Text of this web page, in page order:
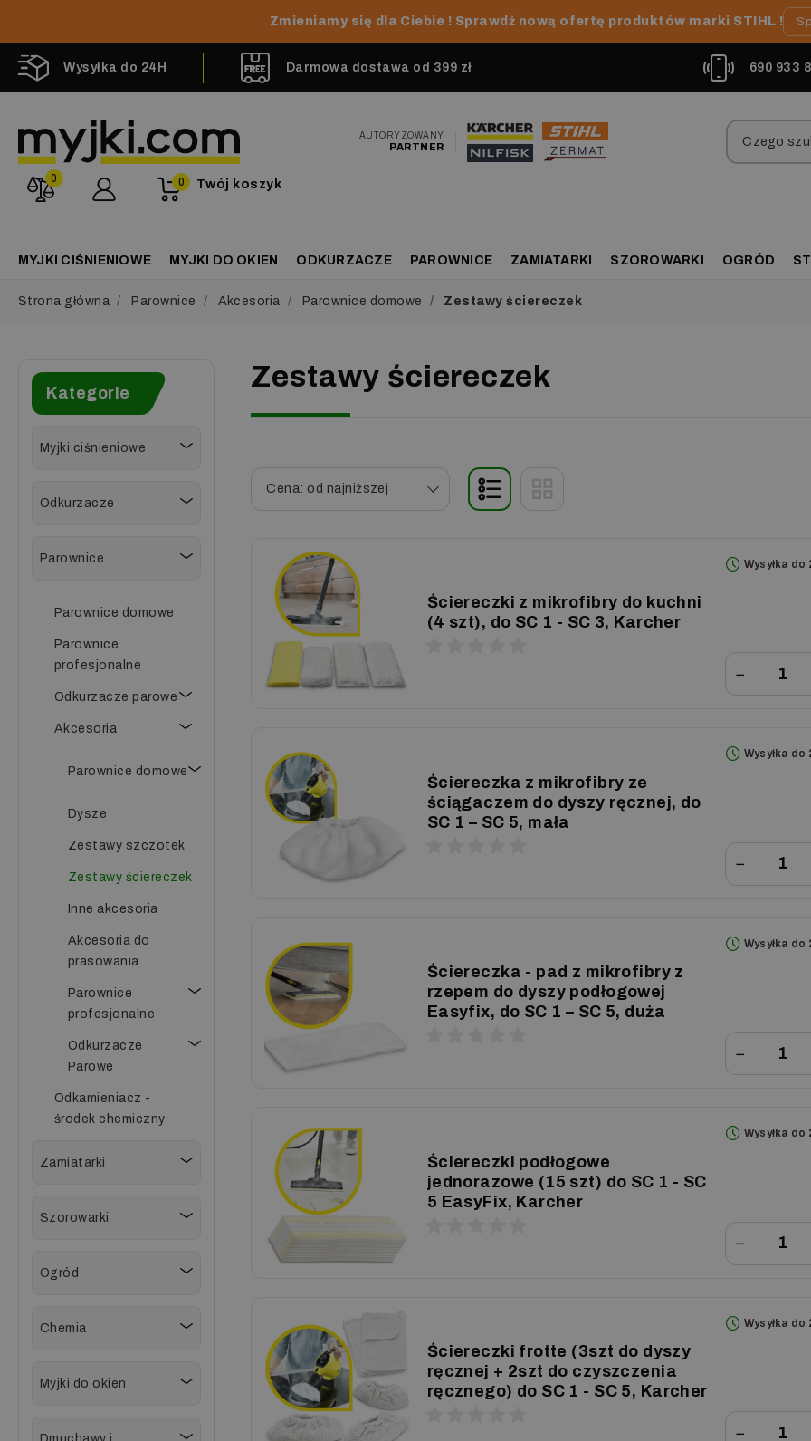
Zmieniamy się dla Ciebie ! Sprawdź nową ofertę produktów marki STIHL !
Wysyłka do 24H Darmowa dostawa od 399 zł 690 933
AUTORYZOWANY
PARTNER
0 Twój koszyk
0
MYJKI CIŚNIENIOWE MYJKI DO OKIEN ODKURZACZE PAROWNICE ZAMIATARKI SZOROWARKI OGRÓD
Strona główna Parownice Akcesoria Parownice domowe Zestawy ściereczek
Kategorie
Myjki ciśnieniowe
Odkurzacze
Parownice
Parownice domowe
Parownice
profesjonalne
Odkurzacze parowe
Akcesoria
Parownice domowe
Dysze
Zestawy szczotek
Zestawy ściereczek
Inne akcesoria
Akcesoria do
prasowania
Parownice
profesjonalne
Odkurzacze
Parowe
Odkamieniacz -
środek chemiczny
Zamiatarki
Szorowarki
Ogród
Chemia
Myjki do okien
Zestawy ściereczek
Cena: od najniższej
Ściereczki z mikrofibry do kuchni
(4 szt), do SC 1 - SC 3, Karcher
Wysyłka do
−
Ściereczka z mikrofibry ze
ściągaczem do dyszy ręcznej, do
SC 1 – SC 5, mała
Wysyłka do
−
Ściereczka - pad z mikrofibry z
rzepem do dyszy podłogowej
Easyfix, do SC 1 – SC 5, duża
Wysyłka do
−
Ściereczki podłogowe
jednorazowe (15 szt) do SC 1 - SC
5 EasyFix, Karcher
Wysyłka do
−
Ściereczki frotte (3szt do dyszy
ręcznej + 2szt do czyszczenia
ręcznego) do SC 1 - SC 5, Karcher
Wysyłka do
−